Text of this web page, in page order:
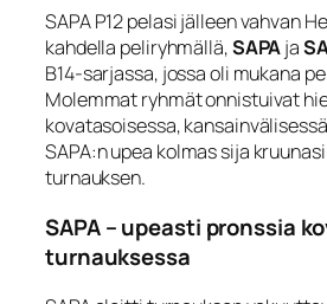
SAPA P12 pelasi jälleen vahvan
kahdella peliryhmällä,SAPAja
B14‑sarjassa, jossa oli mukana
Molemmat ryhmät onnistuivat
kovatasoisessa,
SAPA:n upea kolmas sija
turnauksen.
SAPA – upeasti pronssia
turnauksessa